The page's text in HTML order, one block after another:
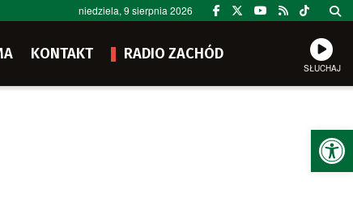
niedziela, 9 sierpnia 2026
KONTAKT RADIO ZACHÓD
SŁUCHAJ